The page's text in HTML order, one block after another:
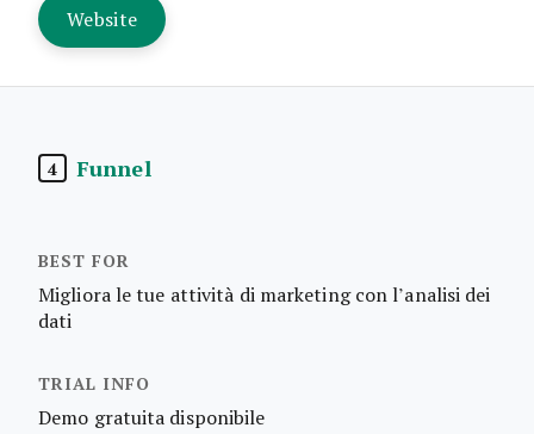
Website
4 Funnel
Migliora le tue attività di marketing con l’analisi dei
dati
Demo gratuita disponibile